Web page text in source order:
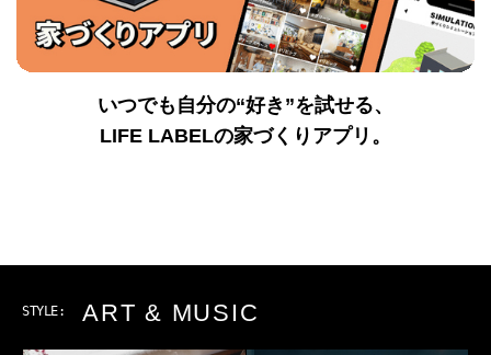
いつでも自分の“好き”を試せる、
LIFE LABELの家づくりアプリ。
STYLE: ART & MUSIC